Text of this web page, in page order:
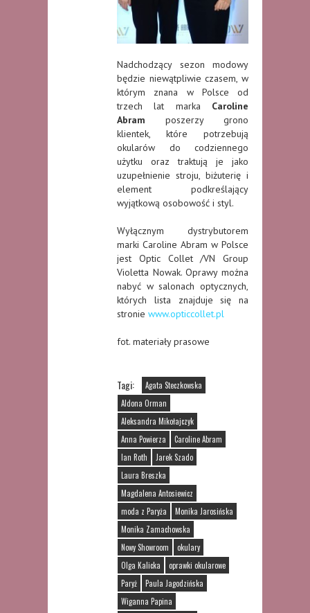
Nadchodzący sezon modowy
będzie niewątpliwie czasem, w
którym znana w Polsce od
trzech lat marka Caroline
Abram poszerzy grono
klientek, które potrzebują
okularów do codziennego
użytku oraz traktują je jako
uzupełnienie stroju, biżuterię i
element podkreślający
wyjątkową osobowość i styl.
Wyłącznym dystrybutorem
marki Caroline Abram w Polsce
jest Optic Collet /VN Group
Violetta Nowak. Oprawy można
nabyć w salonach optycznych,
których lista znajduje się na
stronie www.opticcollet.pl
fot. materiały prasowe
Tagi:
Agata Steczkowska
Aldona Orman
Aleksandra Mikołajczyk
Anna Powierza
Caroline Abram
Ian Roth
Jarek Szado
Laura Breszka
Magdalena Antosiewicz
moda z Paryża
Monika Jarosińska
Monika Zamachowska
Nowy Showroom
okulary
Olga Kalicka
oprawki okularowe
Paryż
Paula Jagodzińska
Wiganna Papina